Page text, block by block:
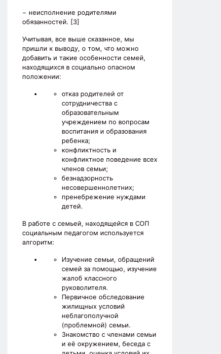
− неисполнение родителями
обязанностей. [3]
Учитывая, все выше сказанное, мы
пришли к выводу, о том, что можно
добавить и такие особенности семей,
находящихся в социально опасном
положении:
отказ родителей от
сотрудничества с
образовательным
учреждением по вопросам
воспитания и образования
ребенка;
конфликтность и
конфликтное поведение всех
членов семьи;
безнадзорность
несовершеннолетних;
пренебрежение нуждами
детей.
В работе с семьей, находящейся в СОП
социальным педагогом используется
алгоритм:
Изучение семьи, обращений
семей за помощью, изучение
жалоб классного
руковолителя.
Первичное обследование
жилищных условий
неблагополучной
(проблемной) семьи.
Знакомство с членами семьи
и её окружением, беседа с